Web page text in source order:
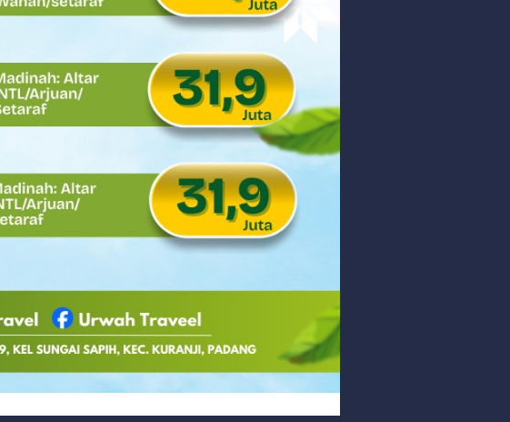
Tanpa PHK Massal
NYATA KEPEDULIAN TNI UNTUK MASYARAKAT
Mentawai
Saturday, 8 August